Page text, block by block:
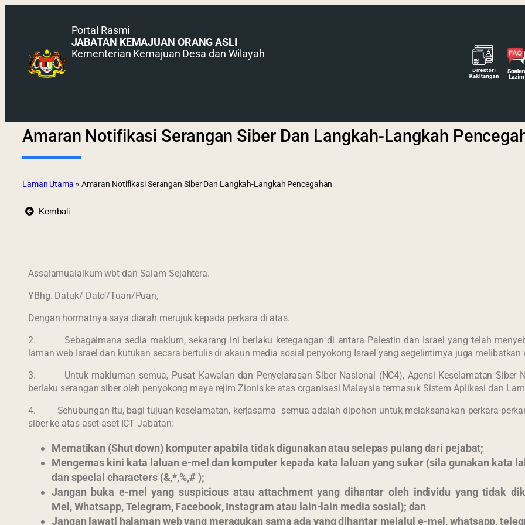
Portal Rasmi
JABATAN KEMAJUAN ORANG ASLI
Kementerian Kemajuan Desa dan Wilayah
Amaran Notifikasi Serangan Siber Dan Langkah-Langkah
Laman Utama » Amaran Notifikasi Serangan Siber Dan Langkah-Langkah Pencegahan
Kembali
Assalamualaikum wbt dan Salam Sejahtera.
YBhg. Datuk/ Dato’/Tuan/Puan,
Dengan hormatnya saya diarah merujuk kepada perkara di atas.
2. Sebagaimana sedia maklum, sekarang ini berlaku ketegangan di antara Palestin dan Israel yang telah
laman web Israel dan kutukan secara bertulis di akaun media sosial penyokong Israel yang segelintirnya juga
3. Untuk makluman semua, Pusat Kawalan dan Penyelarasan Siber Nasional (NC4), Agensi Keselamatan Siber
berlaku serangan siber oleh penyokong maya rejim Zionis ke atas organisasi Malaysia termasuk Sistem Aplikasi dan
4. Sehubungan itu, bagi tujuan keselamatan, kerjasama semua adalah dipohon untuk melaksanakan perkara-
siber ke atas aset-aset ICT Jabatan:
Mematikan (Shut down) komputer apabila tidak digunakan atau selepas pulang dari pejabat;
Mengemas kini kata laluan e-mel dan komputer kepada kata laluan yang sukar (sila gunakan kata
dan special characters (&,*,%,# );
Jangan buka e-mel yang suspicious atau attachment yang dihantar oleh individu yang
Mel, Whatsapp, Telegram, Facebook, Instagram atau lain-lain media sosial); dan
Jangan lawati halaman web yang meragukan sama ada yang dihantar melalui e-mel, whatsapp,